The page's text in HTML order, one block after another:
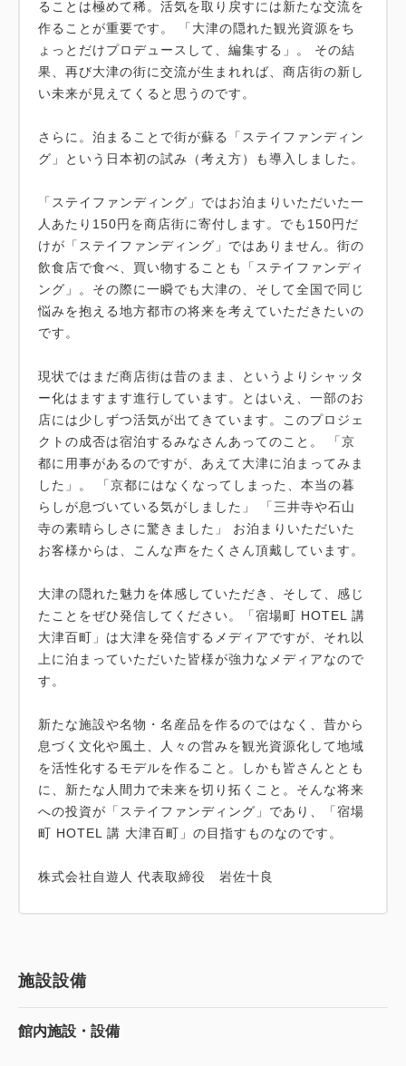
ることは極めて稀。活気を取り戻すには新たな交流を
作ることが重要です。 「大津の隠れた観光資源をち
ょっとだけプロデュースして、編集する」。 その結
果、再び大津の街に交流が生まれれば、商店街の新し
い未来が見えてくると思うのです。
さらに。泊まることで街が蘇る「ステイファンディン
グ」という日本初の試み（考え方）も導入しました。
「ステイファンディング」ではお泊まりいただいた一
人あたり150円を商店街に寄付します。でも150円だ
けが「ステイファンディング」ではありません。街の
飲食店で食べ、買い物することも「ステイファンディ
ング」。その際に一瞬でも大津の、そして全国で同じ
悩みを抱える地方都市の将来を考えていただきたいの
です。
現状ではまだ商店街は昔のまま、というよりシャッタ
ー化はますます進行しています。とはいえ、一部のお
店には少しずつ活気が出てきています。このプロジェ
クトの成否は宿泊するみなさんあってのこと。 「京
都に用事があるのですが、あえて大津に泊まってみま
した」。 「京都にはなくなってしまった、本当の暮
らしが息づいている気がしました」 「三井寺や石山
寺の素晴らしさに驚きました」 お泊まりいただいた
お客様からは、こんな声をたくさん頂戴しています。
大津の隠れた魅力を体感していただき、そして、感じ
たことをぜひ発信してください。「宿場町 HOTEL 講
大津百町」は大津を発信するメディアですが、それ以
上に泊まっていただいた皆様が強力なメディアなので
す。
新たな施設や名物・名産品を作るのではなく、昔から
息づく文化や風土、人々の営みを観光資源化して地域
を活性化するモデルを作ること。しかも皆さんととも
に、新たな人間力で未来を切り拓くこと。そんな将来
への投資が「ステイファンディング」であり、「宿場
町 HOTEL 講 大津百町」の目指すものなのです。
株式会社自遊人 代表取締役 岩佐十良
施設設備
館内施設・設備